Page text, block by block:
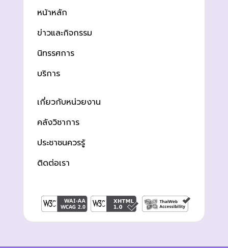
หน้าหลัก
ข่าวและกิจกรรม
นิทรรศการ
บริการ
เกี่ยวกับหน่วยงาน
คลังวิชาการ
ประชาชนควรรู้
ติดต่อเรา